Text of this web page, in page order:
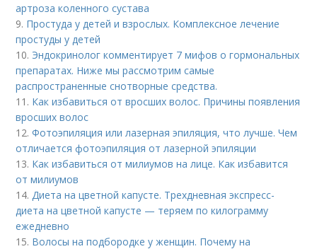
артроза коленного сустава
9. Простуда у детей и взрослых. Комплексное лечение
простуды у детей
10. Эндокринолог комментирует 7 мифов о гормональных
препаратах. Ниже мы рассмотрим самые
распространенные снотворные средства.
11. Как избавиться от вросших волос. Причины появления
вросших волос
12.Фотоэпиляция или лазерная эпиляция, что лучше. Чем
отличается фотоэпиляция от лазерной эпиляции
13. Как избавиться от милиумов на лице. Как избавится
от милиумов
14. Диета на цветной капусте. Трехдневная экспресс-
диета на цветной капусте — теряем по килограмму
ежедневно
15. Волосы на подбородке у женщин. Почему на